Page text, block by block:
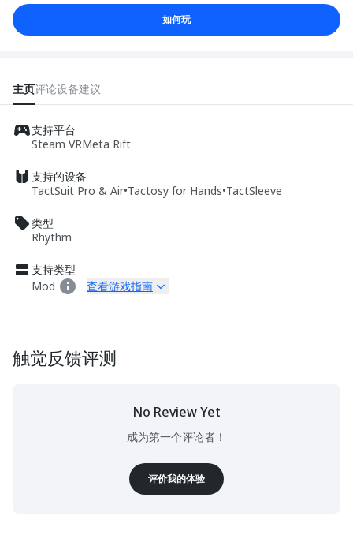
如何玩
主页评论设备建议
支持平台
Steam VRMeta Rift
支持的设备
TactSuit Pro & Air•Tactosy for Hands•TactSleeve
类型
Rhythm
支持类型
Mod
查看游戏指南
触觉反馈评测
No Review Yet
成为第一个评论者！
评价我的体验